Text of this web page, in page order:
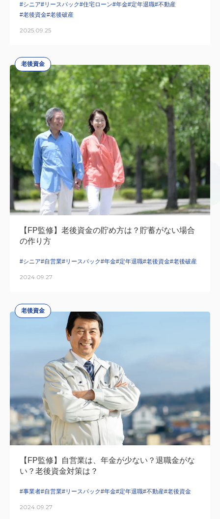
#シニア#リースバック#住宅ローン#年金#定年退職#不動産
#老後資金#老後破産
2025.09.25
老後資金
【FP監修】老後資金の貯め方は？貯蓄がない場合
の作り方
#シニア#自営業#リースバック#年金#定年退職#老後資金#老後破産
2024.09.27
老後資金
【FP監修】自営業は、年金が少ない？退職金がな
い？老後資金対策は？
#事業者#自営業#リースバック#年金#定年退職#不動産#老後資金
2024.09.27